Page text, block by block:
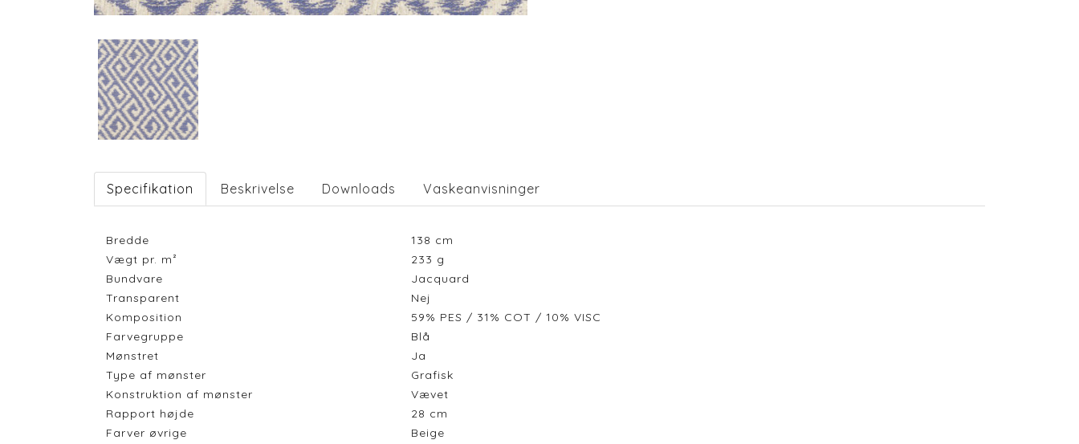
Specifikation Beskrivelse Downloads Vaskeanvisninger
Bredde 138 cm
Vægt pr. m²
233 g
Bundvare
Jacquard
Transparent
Nej
Komposition
59% PES / 31% COT / 10% VISC
Farvegruppe
Blå
Mønstret
Ja
Type af mønster
Grafisk
Konstruktion af mønster
Vævet
Rapport højde
28 cm
Farver øvrige
Beige